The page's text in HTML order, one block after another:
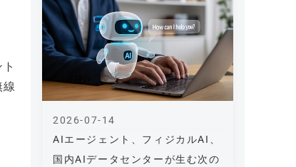
AIエージェント、フィジカルAI、
国内AIデータセンターが生む次の
2026-07-14